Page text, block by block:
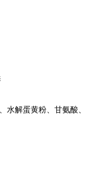
水解蛋黄粉、甘氨酸、